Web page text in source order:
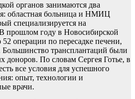
органов занимаются два
областная больница и НМИЦ
специализируется на
прошлом году в Новосибирской
операции по пересадке печени,
Большинство трансплантаций были
доноров. По словам Сергея Готье, в
все условия для успешного
опыт, технологии и
врачи.